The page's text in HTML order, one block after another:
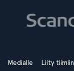
Medialle Liity tiimiin